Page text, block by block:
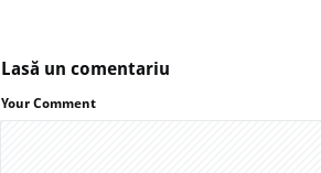
Lasă un comentariu
Your Comment